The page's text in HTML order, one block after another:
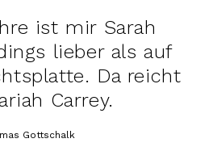
ist mir Sarah
lieber als auf
Da reicht
Carrey.
Gottschalk